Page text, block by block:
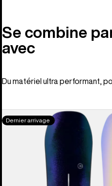
Se combine
avec
Du matériel ultra performant,
Burton
- Snowboard à
Custom homme
Dernier arrivage